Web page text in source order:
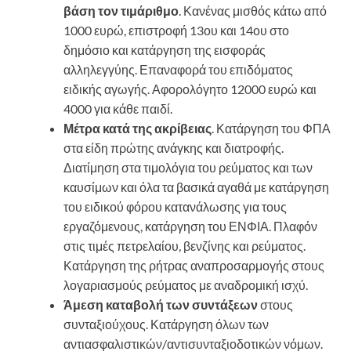
βάση τον τιμάριθμο. Κανένας μισθός κάτω από
1000 ευρώ, επιστροφή 13ου και 14ου στο
δημόσιο και κατάργηση της εισφοράς
αλληλεγγύης. Επαναφορά του επιδόματος
ειδικής αγωγής. Αφορολόγητο 12000 ευρώ και
4000 για κάθε παιδί.
Μέτρα κατά της ακρίβειας. Κατάργηση του ΦΠΑ
στα είδη πρώτης ανάγκης και διατροφής.
Διατίμηση στα τιμολόγια του ρεύματος και των
καυσίμων και όλα τα βασικά αγαθά με κατάργηση
του ειδικού φόρου κατανάλωσης για τους
εργαζόμενους, κατάργηση του ΕΝΦΙΑ. Πλαφόν
στις τιμές πετρελαίου, βενζίνης και ρεύματος.
Κατάργηση της ρήτρας αναπροσαρμογής στους
λογαριασμούς ρεύματος με αναδρομική ισχύ.
Άμεση καταβολή των συντάξεωνστους
συνταξιούχους. Κατάργηση όλων των
αντιασφαλιστικών/αντισυνταξιοδοτικών νόμων.